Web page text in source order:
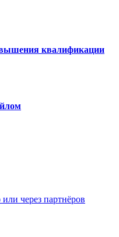
квалификации
через партнёров